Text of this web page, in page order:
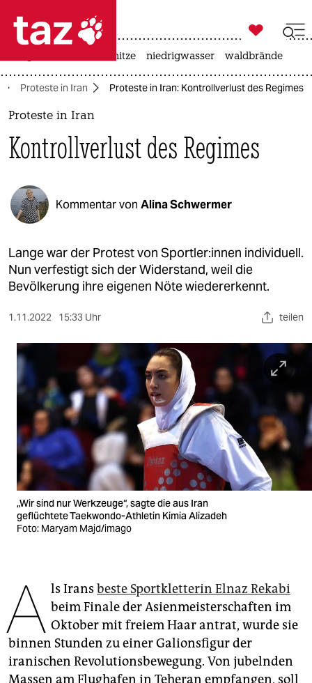
 taz zahl ich
taz zahl ich
politik
öko
gesellschaft
kultur
sport
berlin
nord
wahrheit
verlag
verlag
veranstaltungen
shop
fragen & hilfe
genossenschaft
epaper login

taz zahl ich
hitze niedrigwasser waldbrände
Proteste in Iran Proteste in Iran: Kontrollverlust des Regimes
Proteste in Iran
Kontrollverlust des Regimes
Kommentar von Alina Schwermer
Lange war der Protest von Sport­le­r:in­nen individuell.
Nun verfestigt sich der Widerstand, weil die
Bevölkerung ihre eigenen Nöte wiedererkennt.
1.11.2022 15:33 Uhr teilen
„Wir sind nur Werkzeuge“, sagte die aus Iran
geflüchtete Taekwondo-Athletin Kimia Alizadeh
Foto: Maryam Majd/imago
A ls Irans beste Sportkletterin Elnaz Rekabi
beim Finale der Asienmeisterschaften im
Oktober mit freiem Haar antrat, wurde sie
binnen Stunden zu einer Galionsfigur der
iranischen Revolutionsbewegung. Von jubelnden
Massen am Flughafen in Teheran empfangen, soll